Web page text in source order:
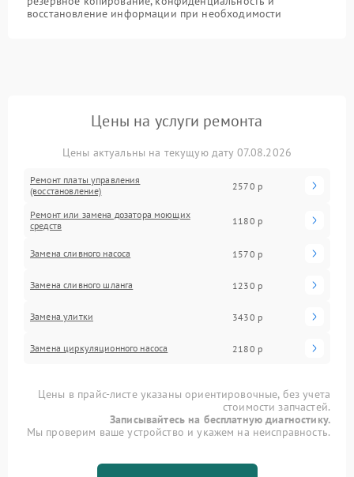
восстановление информации при необходимости
Цены на услуги ремонта
Цены актуальны на текущую дату 07.08.2026
Ремонт платы управления
(восстановление)
2570 р
Ремонт или замена дозатора моющих
средств
1180 р
Замена сливного насоса 1570 р
Замена сливного шланга 1230 р
Замена улитки 3430 р
Замена циркуляционного насоса 2180 р
Цены в прайс-листе указаны ориентировочные, без учета
стоимости запчастей.
Записывайтесь на бесплатную диагностику.
Мы проверим ваше устройство и укажем на неисправность.